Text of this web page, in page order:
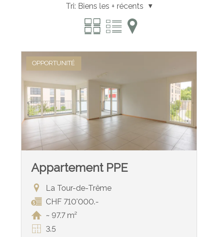
Tri: Biens les + récents
OPPORTUNITÉ
Appartement PPE
La Tour-de-Trême
CHF 710'000.-
~ 97.7 m²
3.5